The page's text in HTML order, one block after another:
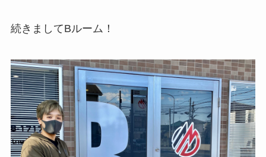
続きましてBルーム！